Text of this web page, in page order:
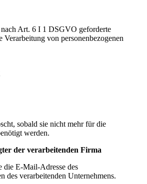
Art. 6 I 1 DSGVO geforderte
Verarbeitung von personenbezogenen
sobald sie nicht mehr für die
werden.
der verarbeitenden Firma
die E-Mail-Adresse des
des verarbeitenden Unternehmens.